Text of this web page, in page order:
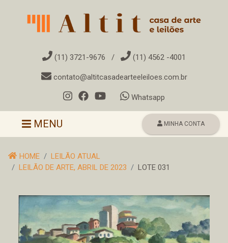
(11) 3721-9676 / (11) 4562 -4001
contato@altitcasadearteeleiloes.com.br
Whatsapp
Toggle navigation
MENU MINHA CONTA
HOME
LEILÃO ATUAL
LEILÃO DE ARTE, ABRIL DE 2023
LOTE 031